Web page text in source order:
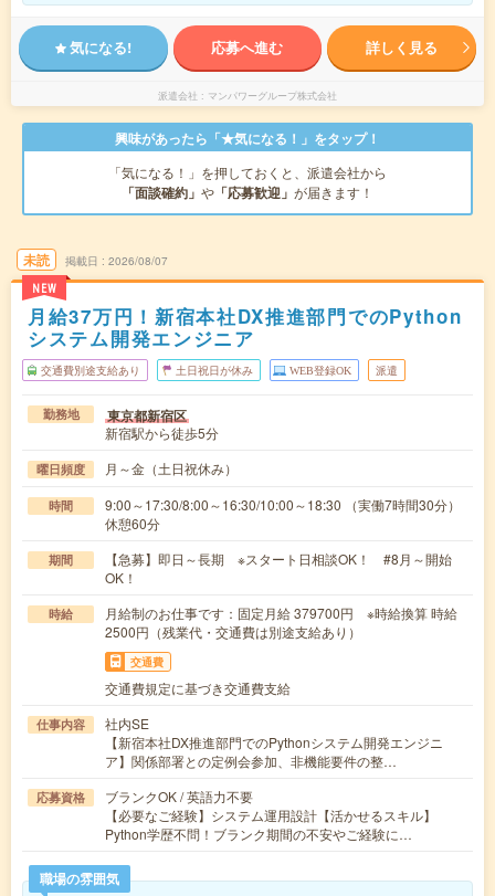
気になる! 応募へ進む 詳しく見る
派遣会社 マンパワーグループ株式会社
興味があったら「★気になる！」をタップ！
「気になる！」を押しておくと、派遣会社から
「面談確約」 や 「応募歓迎」 が届きます！
未読
NEW
掲載日 2026/08/07
月給37万円！新宿本社DX推進部門でのPython
システム開発エンジニア
交通費別途支給あり 土日祝日が休み WEB登録OK 派遣
勤務地 東京都新宿区
新宿駅から徒歩5分
曜日頻度 月～金（土日祝休み）
時間
9:00～17:30/8:00～16:30/10:00～18:30 （実働7時間30分）
休憩60分
期間
【急募】即日～長期 ※スタート日相談OK！ #8月～開始
OK！
時給
月給制のお仕事です：固定月給 379700円 ※時給換算 時給
2500円（残業代・交通費は別途支給あり）
交通費
交通費規定に基づき交通費支給
仕事内容
社内SE
【新宿本社DX推進部門でのPythonシステム開発エンジニ
ア】関係部署との定例会参加、非機能要件の整…
応募資格
ブランクOK / 英語力不要
【必要なご経験】システム運用設計【活かせるスキル】
Python学歴不問！ブランク期間の不安やご経験に…
職場の雰囲気